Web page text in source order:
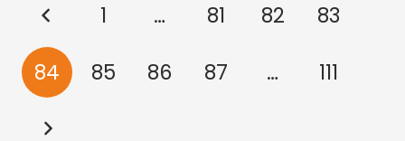
1 … 81 82
83
84
85 86 87 … 111